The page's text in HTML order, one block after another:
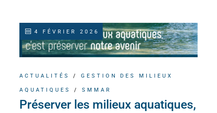
4 FÉVRIER 2026
ACTUALITÉS / GESTION DES MILIEUX
AQUATIQUES / SMMAR
Préserver les milieux aquatiques,